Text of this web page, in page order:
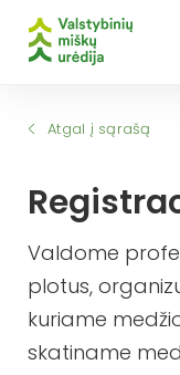
Atgal į sąrašą
Valdome
plotus,
kuriame
skatiname